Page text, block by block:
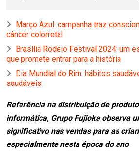
Março Azul: campanha traz
câncer colorretal
Brasília Rodeio Festival 2024: um
que promete entrar para a história
Dia Mundial do Rim: hábitos
saudáveis
Referência na distribuição de
informática, Grupo Fujioka observa
significativo nas vendas para as
especialmente nesta época do ano